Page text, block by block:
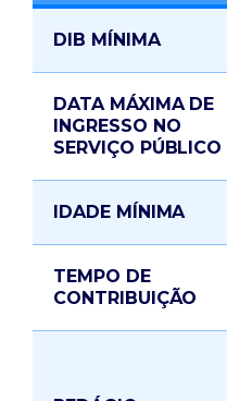
DIB MÍNIMA
DATA MÁXIMA DE
INGRESSO NO
SERVIÇO PÚBLICO
IDADE MÍNIMA
TEMPO DE
CONTRIBUIÇÃO